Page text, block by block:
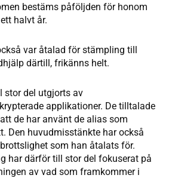
bestäms påföljden för honom
halvt år.
var åtalad för stämpling till
därtill, frikänns helt.
stor del utgjorts av
applikationer. De tilltalade
de har använt de alias som
Den huvudmisstänkte har också
som han åtalats för.
har därför till stor del fokuserat på
av vad som framkommer i